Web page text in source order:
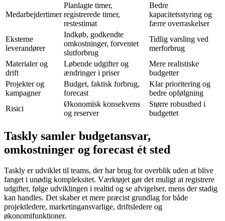
Medarbejdertimer
Planlagte timer,
registrerede timer,
restestimat
Bedre
kapacitetsstyring og
færre overraskelser
Eksterne
leverandører
Indkøb, godkendte
omkostninger, forventet
slutforbrug
Tidlig varsling ved
merforbrug
Materialer og
drift
Løbende udgifter og
ændringer i priser
Mere realistiske
budgetter
Projekter og
kampagner
Budget, faktisk forbrug,
forecast
Klar prioritering og
bedre opfølgning
Risici
Økonomisk konsekvens
og reserver
Større robusthed i
budgettet
Taskly samler budgetansvar,
omkostninger og forecast ét sted
Taskly er udviklet til teams, der har brug for overblik uden at blive
fanget i unødig kompleksitet. Værktøjet gør det muligt at registrere
udgifter, følge udviklingen i realtid og se afvigelser, mens der stadig
kan handles. Det skaber et mere præcist grundlag for både
projektledere, marketingansvarlige, driftsledere og
økonomifunktioner.